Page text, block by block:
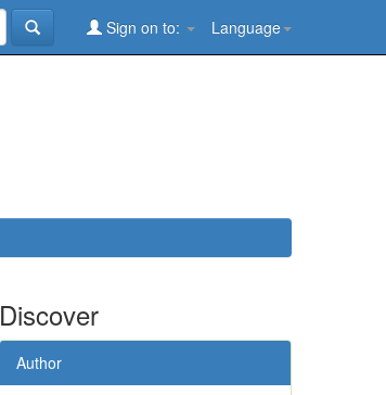
Language
Sign on to:
Discover
Author